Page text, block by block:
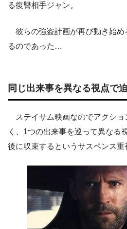
る復讐相手ジャン。
彼らの強盗計画が再び動き始め
るのであった…
同じ出来事を異なる視点で
ステイサム映画なのでアクシ
く、1つの出来事を巡って異なる
後に収束するというサスペンス重